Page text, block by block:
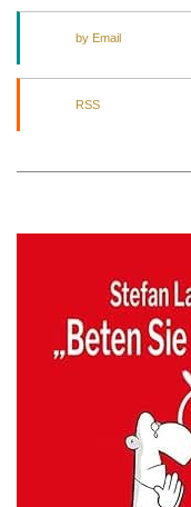
by Email
RSS